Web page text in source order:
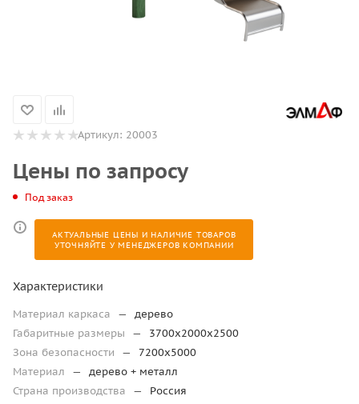
Артикул: 20003
Цены по запросу
Под заказ
АКТУАЛЬНЫЕ ЦЕНЫ И НАЛИЧИЕ ТОВАРОВ
УТОЧНЯЙТЕ У МЕНЕДЖЕРОВ КОМПАНИИ
Характеристики
Материал каркаса —
дерево
Габаритные размеры
—
3700х2000х2500
Зона безопасности
—
7200х5000
Материал
—
дерево + металл
Страна производства
— Россия